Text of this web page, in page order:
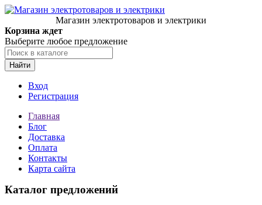
Магазин электротоваров и электрики
Корзина ждет
Выберите любое предложение
Найти
Вход
Регистрация
Главная
Блог
Доставка
Оплата
Контакты
Карта сайта
Каталог предложений